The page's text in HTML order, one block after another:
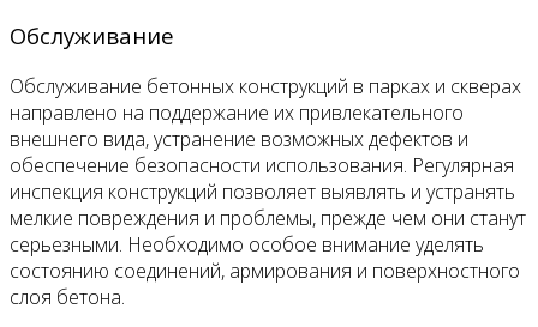
Обслуживание
Обслуживание бетонных конструкций в парках и скверах
направлено на поддержание их привлекательного
внешнего вида, устранение возможных дефектов и
обеспечение безопасности использования. Регулярная
инспекция конструкций позволяет выявлять и устранять
мелкие повреждения и проблемы, прежде чем они станут
серьезными. Необходимо особое внимание уделять
состоянию соединений, армирования и поверхностного
слоя бетона.